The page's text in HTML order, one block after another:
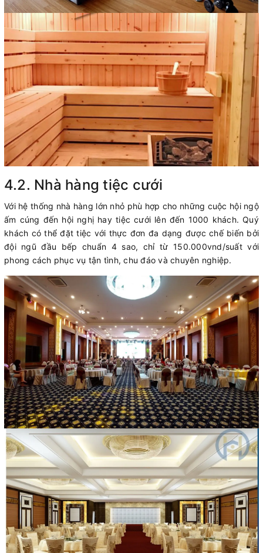
4.2. Nhà hàng tiệc cưới
Với hệ thống nhà hàng lớn nhỏ phù hợp cho những cuộc hội ngộ
ấm cúng đến hội nghị hay tiệc cưới lên đến 1000 khách. Quý
khách có thể đặt tiệc với thực đơn đa dạng được chế biến bởi
đội ngũ đầu bếp chuẩn 4 sao, chỉ từ 150.000vnd/suất với
phong cách phục vụ tận tình, chu đáo và chuyên nghiệp.